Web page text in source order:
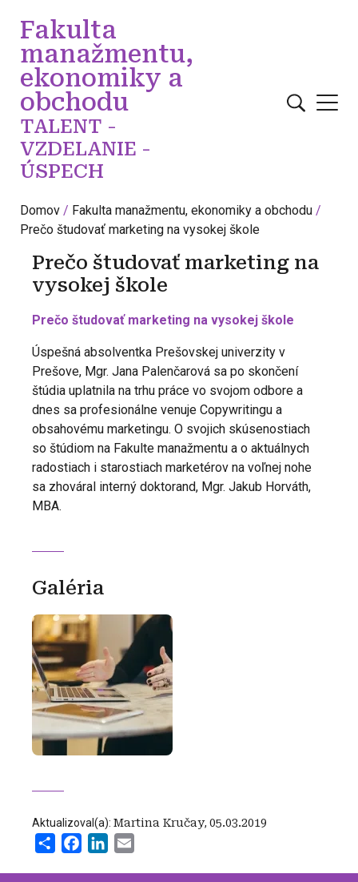
Fakulta
manažmentu,
ekonomiky a
obchodu
TALENT -
VZDELANIE -
ÚSPECH
Domov
Fakulta manažmentu, ekonomiky a obchodu
Prečo študovať marketing na vysokej škole
Prečo študovať marketing na
vysokej škole
Prečo študovať marketing na vysokej škole
Úspešná absolventka Prešovskej univerzity v
Prešove, Mgr. Jana Palenčarová sa po skončení
štúdia uplatnila na trhu práce vo svojom odbore a
dnes sa profesionálne venuje Copywritingu a
obsahovému marketingu. O svojich skúsenostiach
so štúdiom na Fakulte manažmentu a o aktuálnych
radostiach i starostiach marketérov na voľnej nohe
sa zhováral interný doktorand, Mgr. Jakub Horváth,
MBA.
Galéria
Aktualizoval(a): Martina Kručay, 05.03.2019
Share FacebookLinkedIn